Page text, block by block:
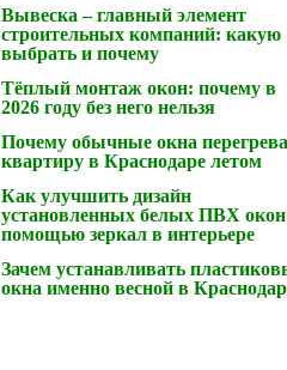
Вывеска – главный элемент
строительных компаний: какую
выбрать и почему
Тёплый монтаж окон: почему в
2026 году без него нельзя
Почему обычные окна
квартиру в Краснодаре летом
Как улучшить дизайн
установленных белых ПВХ окон
помощью зеркал в интерьере
Зачем устанавливать
окна именно весной в